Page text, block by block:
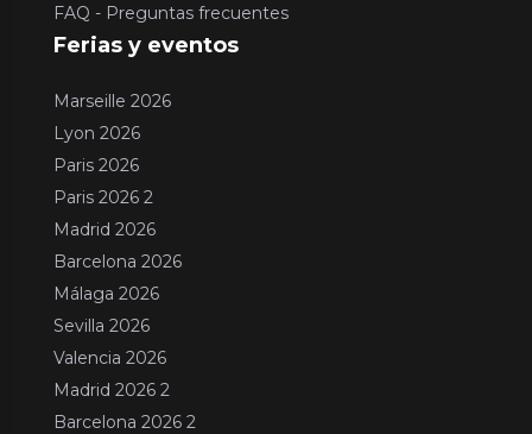
FAQ - Preguntas frecuentes
Ferias y eventos
Marseille 2026
Lyon 2026
Paris 2026
Paris 2026 2
Madrid 2026
Barcelona 2026
Málaga 2026
Sevilla 2026
Valencia 2026
Madrid 2026 2
Barcelona 2026 2